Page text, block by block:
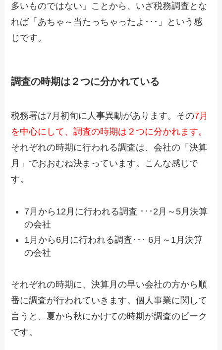
多いものではない」ことから、いざ税務調査とな
れば「あちゃ～当たっちゃったよ･･･」という感
じです。
調査の時期は２つに分かれている
税務署は7月初旬に人事異動があります。その7月
を中心にして、調査の時期は２つに分かれます。
それぞれの時期に行われる調査は、会社の「決算
月」でおおむね決まっています。こんな感じで
す。
7月から12月に行われる調査 ･･･2月～5月決算
の会社
1月から6月に行われる調査･･･ 6月～1月決算
の会社
それぞれの時期に、決算月の早い会社の方から順
番に調査が行われていきます。個人事業に関して
言うと、夏から秋にかけての時期が調査のピーク
です。